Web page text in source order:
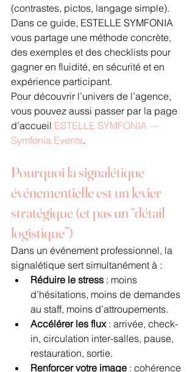
(contrastes, pictos, langage simple).
Dans ce guide, ESTELLE SYMFONIA
vous partage une méthode concrète,
des exemples et des checklists pour
gagner en fluidité, en sécurité et en
expérience participant.
Pour découvrir l’univers de l’agence,
vous pouvez aussi passer par la page
d’accueil ESTELLE SYMFONIA —
Symfonia Events.
Pourquoi la signalétique
événementielle est un levier
stratégique (et pas un “détail
logistique”)
Dans un événement professionnel, la
signalétique sert simultanément à :
Réduire le stress : moins
d’hésitations, moins de demandes
au staff, moins d’attroupements.
Accélérer les flux : arrivée, check-
in, circulation inter-salles, pause,
restauration, sortie.
Renforcer votre image : cohérence